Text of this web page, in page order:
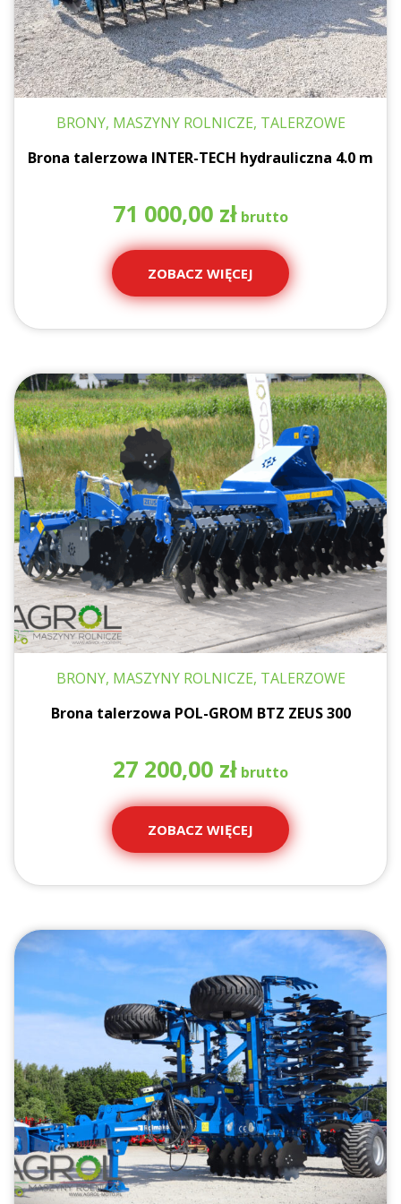
BRONY, MASZYNY ROLNICZE, TALERZOWE
Brona talerzowa INTER-TECH hydrauliczna 4.0 m
71 000,00 zł
ZOBACZ WIĘCEJ
BRONY, MASZYNY ROLNICZE, TALERZOWE
Brona talerzowa POL-GROM BTZ ZEUS 300
27 200,00 zł
ZOBACZ WIĘCEJ